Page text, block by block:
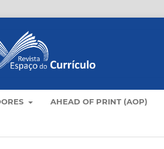
AHEAD OF PRINT (AOP)